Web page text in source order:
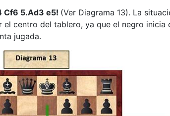
Cf6 5.Ad3 e5! (Ver Diagrama 13). La
centro del tablero, ya que el negro inicia
jugada.